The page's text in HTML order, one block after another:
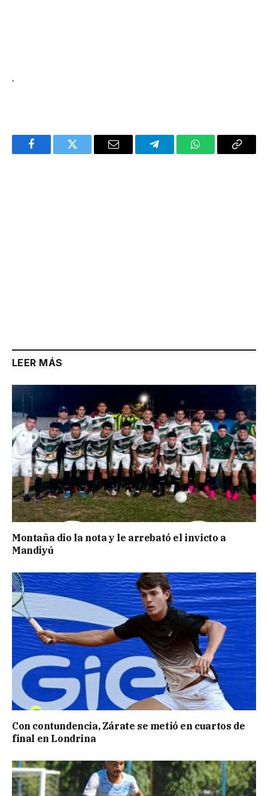
.
FacebookTwitter Email TelegramWhatsAppCopy
LEER MÁS
Montaña dio la nota y le arrebató el invicto a
Mandiyú
Con contundencia, Zárate se metió en cuartos de
final en Londrina